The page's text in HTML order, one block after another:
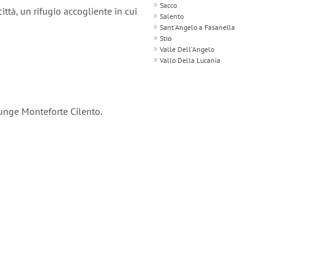
un rifugio accogliente in cui
Monteforte Cilento.
Sacco
Salento
Sant'Angelo a Fasanella
Stio
Valle Dell'Angelo
Vallo Della Lucania